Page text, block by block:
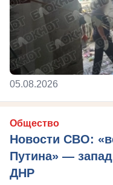
05.08.2026
Общество
Новости СВО:
Путина» —
ДНР